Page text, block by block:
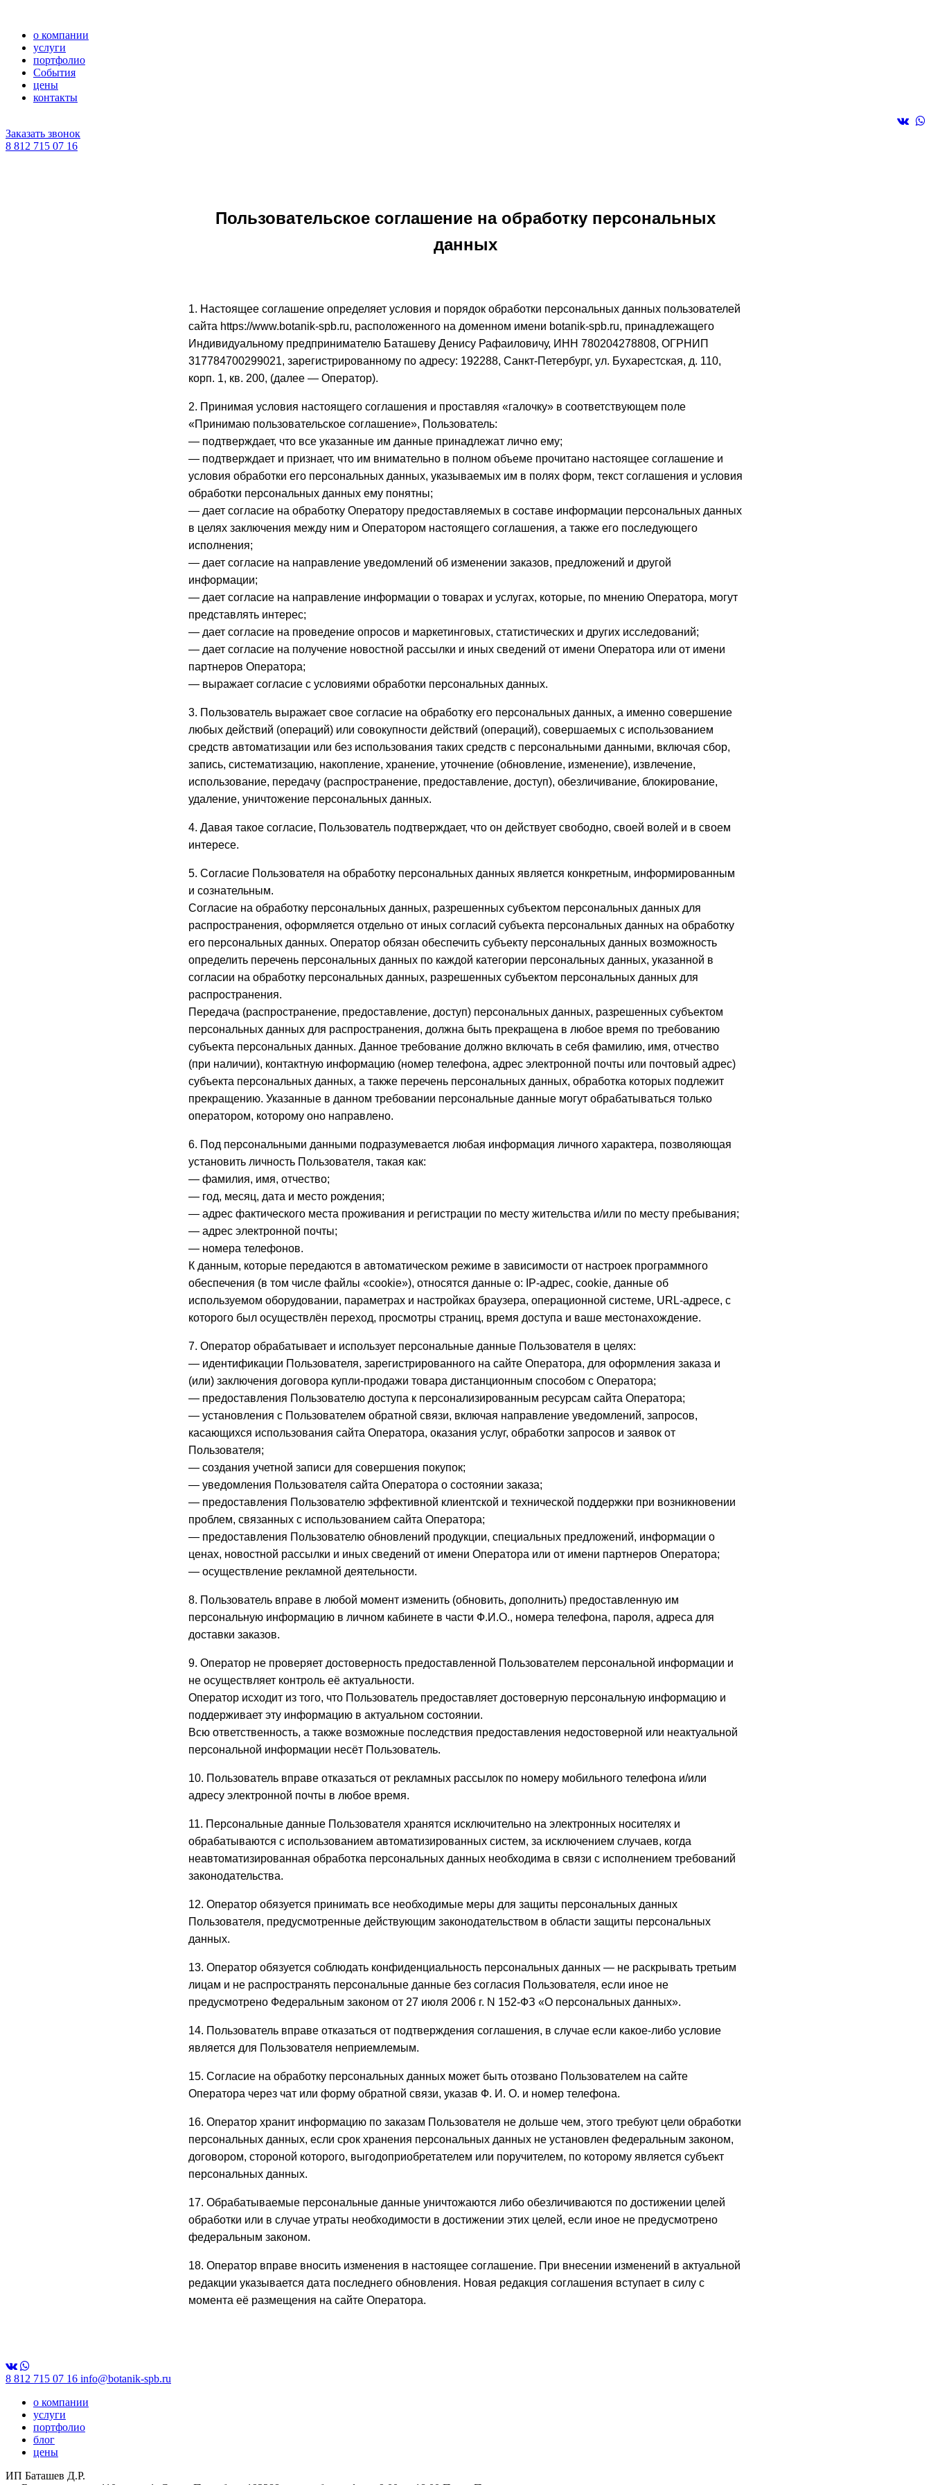
о компании
услуги
портфолио
События
цены
контакты
Заказать звонок
8 812 715 07 16
Пользовательское соглашение на обработку персональных
данных
1. Настоящее соглашение определяет условия и порядок обработки персональных данных пользователей
сайта https://www.botanik-spb.ru, расположенного на доменном имени botanik-spb.ru, принадлежащего
Индивидуальному предпринимателю Баташеву Денису Рафаиловичу, ИНН 780204278808, ОГРНИП
317784700299021, зарегистрированному по адресу: 192288, Санкт-Петербург, ул. Бухарестская, д. 110,
корп. 1, кв. 200, (далее — Оператор).
2. Принимая условия настоящего соглашения и проставляя «галочку» в соответствующем поле
«Принимаю пользовательское соглашение», Пользователь:
— подтверждает, что все указанные им данные принадлежат лично ему;
— подтверждает и признает, что им внимательно в полном объеме прочитано настоящее соглашение и
условия обработки его персональных данных, указываемых им в полях форм, текст соглашения и условия
обработки персональных данных ему понятны;
— дает согласие на обработку Оператору предоставляемых в составе информации персональных данных
в целях заключения между ним и Оператором настоящего соглашения, а также его последующего
исполнения;
— дает согласие на направление уведомлений об изменении заказов, предложений и другой
информации;
— дает согласие на направление информации о товарах и услугах, которые, по мнению Оператора, могут
представлять интерес;
— дает согласие на проведение опросов и маркетинговых, статистических и других исследований;
— дает согласие на получение новостной рассылки и иных сведений от имени Оператора или от имени
партнеров Оператора;
— выражает согласие с условиями обработки персональных данных.
3. Пользователь выражает свое согласие на обработку его персональных данных, а именно совершение
любых действий (операций) или совокупности действий (операций), совершаемых с использованием
средств автоматизации или без использования таких средств с персональными данными, включая сбор,
запись, систематизацию, накопление, хранение, уточнение (обновление, изменение), извлечение,
использование, передачу (распространение, предоставление, доступ), обезличивание, блокирование,
удаление, уничтожение персональных данных.
4. Давая такое согласие, Пользователь подтверждает, что он действует свободно, своей волей и в своем
интересе.
5. Согласие Пользователя на обработку персональных данных является конкретным, информированным
и сознательным.
Согласие на обработку персональных данных, разрешенных субъектом персональных данных для
распространения, оформляется отдельно от иных согласий субъекта персональных данных на обработку
его персональных данных. Оператор обязан обеспечить субъекту персональных данных возможность
определить перечень персональных данных по каждой категории персональных данных, указанной в
согласии на обработку персональных данных, разрешенных субъектом персональных данных для
распространения.
Передача (распространение, предоставление, доступ) персональных данных, разрешенных субъектом
персональных данных для распространения, должна быть прекращена в любое время по требованию
субъекта персональных данных. Данное требование должно включать в себя фамилию, имя, отчество
(при наличии), контактную информацию (номер телефона, адрес электронной почты или почтовый адрес)
субъекта персональных данных, а также перечень персональных данных, обработка которых подлежит
прекращению. Указанные в данном требовании персональные данные могут обрабатываться только
оператором, которому оно направлено.
6. Под персональными данными подразумевается любая информация личного характера, позволяющая
установить личность Пользователя, такая как:
— фамилия, имя, отчество;
— год, месяц, дата и место рождения;
— адрес фактического места проживания и регистрации по месту жительства и/или по месту пребывания;
— адрес электронной почты;
— номера телефонов.
К данным, которые передаются в автоматическом режиме в зависимости от настроек программного
обеспечения (в том числе файлы «cookie»), относятся данные о: IP-адрес, cookie, данные об
используемом оборудовании, параметрах и настройках браузера, операционной системе, URL-адресе, с
которого был осуществлён переход, просмотры страниц, время доступа и ваше местонахождение.
7. Оператор обрабатывает и использует персональные данные Пользователя в целях:
— идентификации Пользователя, зарегистрированного на сайте Оператора, для оформления заказа и
(или) заключения договора купли-продажи товара дистанционным способом с Оператора;
— предоставления Пользователю доступа к персонализированным ресурсам сайта Оператора;
— установления с Пользователем обратной связи, включая направление уведомлений, запросов,
касающихся использования сайта Оператора, оказания услуг, обработки запросов и заявок от
Пользователя;
— создания учетной записи для совершения покупок;
— уведомления Пользователя сайта Оператора о состоянии заказа;
— предоставления Пользователю эффективной клиентской и технической поддержки при возникновении
проблем, связанных с использованием сайта Оператора;
— предоставления Пользователю обновлений продукции, специальных предложений, информации о
ценах, новостной рассылки и иных сведений от имени Оператора или от имени партнеров Оператора;
— осуществление рекламной деятельности.
8. Пользователь вправе в любой момент изменить (обновить, дополнить) предоставленную им
персональную информацию в личном кабинете в части Ф.И.О., номера телефона, пароля, адреса для
доставки заказов.
9. Оператор не проверяет достоверность предоставленной Пользователем персональной информации и
не осуществляет контроль её актуальности.
Оператор исходит из того, что Пользователь предоставляет достоверную персональную информацию и
поддерживает эту информацию в актуальном состоянии.
Всю ответственность, а также возможные последствия предоставления недостоверной или неактуальной
персональной информации несёт Пользователь.
10. Пользователь вправе отказаться от рекламных рассылок по номеру мобильного телефона и/или
адресу электронной почты в любое время.
11. Персональные данные Пользователя хранятся исключительно на электронных носителях и
обрабатываются с использованием автоматизированных систем, за исключением случаев, когда
неавтоматизированная обработка персональных данных необходима в связи с исполнением требований
законодательства.
12. Оператор обязуется принимать все необходимые меры для защиты персональных данных
Пользователя, предусмотренные действующим законодательством в области защиты персональных
данных.
13. Оператор обязуется соблюдать конфиденциальность персональных данных — не раскрывать третьим
лицам и не распространять персональные данные без согласия Пользователя, если иное не
предусмотрено Федеральным законом от 27 июля 2006 г. N 152-ФЗ «О персональных данных».
14. Пользователь вправе отказаться от подтверждения соглашения, в случае если какое-либо условие
является для Пользователя неприемлемым.
15. Согласие на обработку персональных данных может быть отозвано Пользователем на сайте
Оператора через чат или форму обратной связи, указав Ф. И. О. и номер телефона.
16. Оператор хранит информацию по заказам Пользователя не дольше чем, этого требуют цели обработки
персональных данных, если срок хранения персональных данных не установлен федеральным законом,
договором, стороной которого, выгодоприобретателем или поручителем, по которому является субъект
персональных данных.
17. Обрабатываемые персональные данные уничтожаются либо обезличиваются по достижении целей
обработки или в случае утраты необходимости в достижении этих целей, если иное не предусмотрено
федеральным законом.
18. Оператор вправе вносить изменения в настоящее соглашение. При внесении изменений в актуальной
редакции указывается дата последнего обновления. Новая редакция соглашения вступает в силу с
момента её размещения на сайте Оператора.
8 812 715 07 16 info@botanik-spb.ru
о компании
услуги
портфолио
блог
цены
ИП Баташев Д.Р.